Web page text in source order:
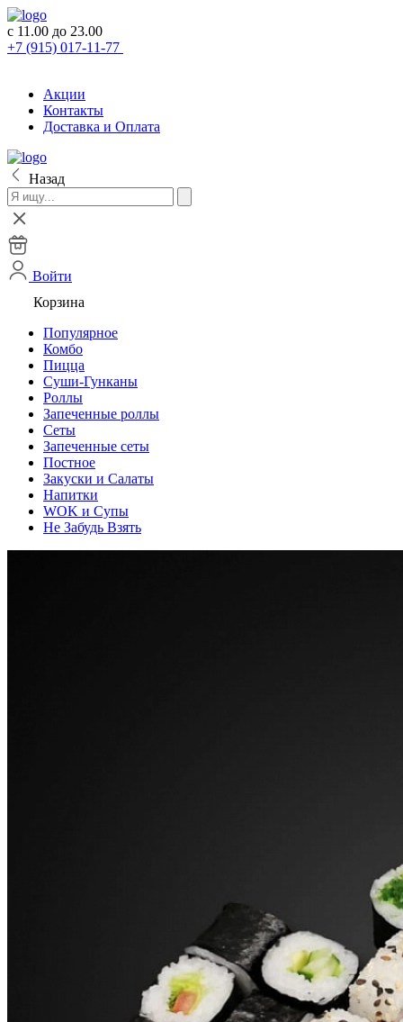
с 11.00 до 23.00
+7 (915) 017-11-77
Акции
Контакты
Доставка и Оплата
Назад
Войти
Корзина
Популярное
Комбо
Пицца
Суши-Гунканы
Роллы
Запеченные роллы
Сеты
Запеченные сеты
Постное
Закуски и Салаты
Напитки
WOK и Супы
Не Забудь Взять